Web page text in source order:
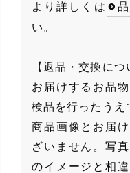
より詳しくは
い。
【返品・交換につ
お届けするお品
検品を行ったうえ
商品画像とお届
ざいません。写
のイメージと相